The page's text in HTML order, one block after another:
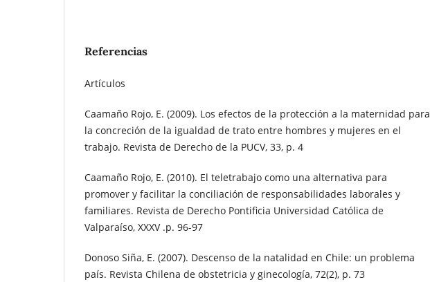
Referencias
Artículos
Caamaño Rojo, E. (2009). Los efectos de la protección a la maternidad para
la concreción de la igualdad de trato entre hombres y mujeres en el
trabajo. Revista de Derecho de la PUCV, 33, p. 4
Caamaño Rojo, E. (2010). El teletrabajo como una alternativa para
promover y facilitar la conciliación de responsabilidades laborales y
familiares. Revista de Derecho Pontificia Universidad Católica de
Valparaíso, XXXV .p. 96-97
Donoso Siña, E. (2007). Descenso de la natalidad en Chile: un problema
país. Revista Chilena de obstetricia y ginecología, 72(2), p. 73